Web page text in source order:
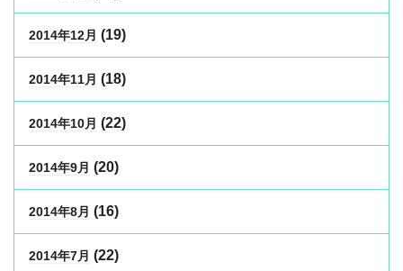
2014年12月 (19)
2014年11月 (18)
2014年10月 (22)
2014年9月 (20)
2014年8月 (16)
2014年7月 (22)